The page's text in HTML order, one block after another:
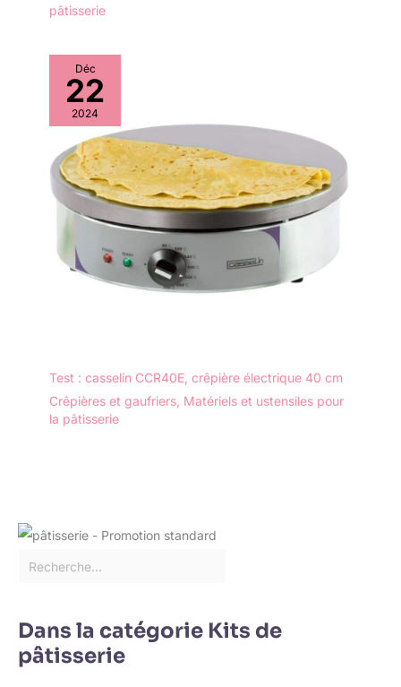
pâtisserie
Déc
22
2024
Test : casselin CCR40E, crêpière électrique 40 cm
Crêpières et gaufriers Matériels et ustensiles pour
la pâtisserie
Dans la catégorie Kits de
pâtisserie